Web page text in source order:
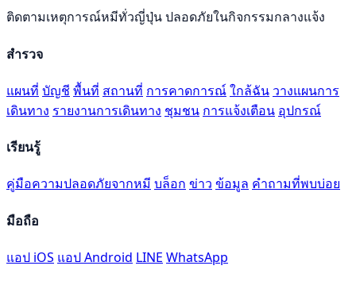
ติดตามเหตุการณ์หมีทั่วญี่ปุ่น ปลอดภัยในกิจกรรมกลางแจ้ง
สำรวจ
แผนที่ บัญชี พื้นที่ สถานที่ การคาดการณ์ใกล้ฉัน วางแผนการ
เดินทาง รายงานการเดินทาง ชุมชน การแจ้งเตือน อุปกรณ์
เรียนรู้
คู่มือความปลอดภัยจากหมี บล็อก ข่าว ข้อมูล คำถามที่พบบ่อย
มือถือ
แอป iOS แอป Android LINE WhatsApp